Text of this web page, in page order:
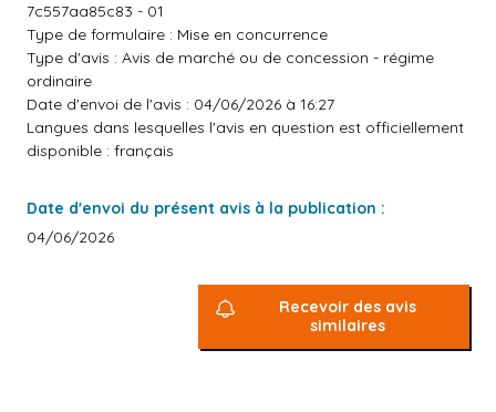
7c557aa85c83 - 01
Type de formulaire : Mise en concurrence
Type d'avis : Avis de marché ou de concession - régime
ordinaire
Date d'envoi de l'avis : 04/06/2026 à 16:27
Langues dans lesquelles l'avis en question est officiellement
disponible : français
Date d'envoi du présent avis à la publication :
04/06/2026
Recevoir des avis
similaires